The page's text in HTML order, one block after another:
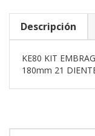
Descripción
KE80 KIT
180mm 21